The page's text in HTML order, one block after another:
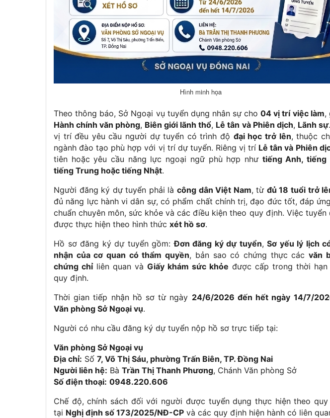
Hình minh họa
Theo thông báo, Sở Ngoại vụ tuyển dụng nhân sự cho04 vị trí việc làm,
Hành chính văn phòng, Biên giới lãnh thổ, Lễ tân và Phiên dịch, Lãnh sự
vị trí đều yêu cầu người dự tuyển có trình độ đại học trở lên, thuộc
ngành đào tạo phù hợp với vị trí dự tuyển. Riêng vị trí Lễ tân và Phiên
tiên hoặc yêu cầu năng lực ngoại ngữ phù hợp như tiếng Anh, tiếng
tiếng Trung hoặc tiếng Nhật.
Người đăng ký dự tuyển phải làcông dân Việt Nam, từ đủ 18 tuổi trở
đủ năng lực hành vi dân sự, có phẩm chất chính trị, đạo đức tốt, đáp
chuẩn chuyên môn, sức khỏe và các điều kiện theo quy định. Việc tuyển
được thực hiện theo hình thức xét hồ sơ.
Hồ sơ đăng ký dự tuyển gồm:Đơn đăng ký dự tuyển,Sơ yếu lý lịch
nhận của cơ quan có thẩm quyền, bản sao có chứng thực cácvăn
chứng chỉliên quan và Giấy khám sức khỏe được cấp trong thời hạn
quy định.
Thời gian tiếp nhận hồ sơ từ ngày 24/6/2026 đến hết ngày 14/7/
Văn phòng Sở Ngoại vụ.
Người có nhu cầu đăng ký dự tuyển nộp hồ sơ trực tiếp tại:
Văn phòng Sở Ngoại vụ
Địa chỉ: Số 7, Võ Thị Sáu, phường Trấn Biên, TP. Đồng Nai
Người liên hệ: Bà Trần Thị Thanh Phương, Chánh Văn phòng Sở
Số điện thoại: 0948.220.606
Chế độ, chính sách đối với người được tuyển dụng thực hiện theo
tại Nghị định số 173/2025/NĐ-CP và các quy định hiện hành có liên